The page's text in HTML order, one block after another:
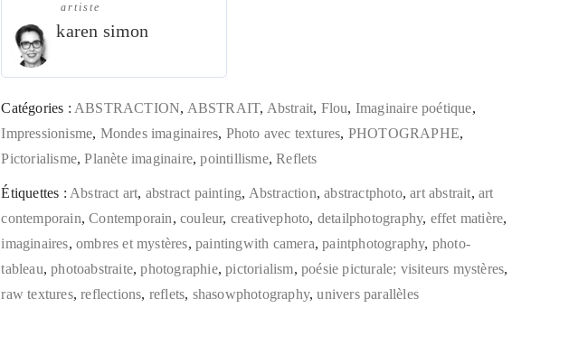
artiste
karen simon
Catégories : ABSTRACTION, ABSTRAIT, Abstrait, Flou, Imaginaire poétique,
Impressionisme, Mondes imaginaires, Photo avec textures, PHOTOGRAPHE,
Pictorialisme,Planète imaginaire,pointillisme,Reflets
Étiquettes : Abstract art, abstract painting, Abstraction,abstractphoto,art abstrait,art
contemporain,Contemporain,couleur, creativephoto, detailphotography, effet matière,
imaginaires,ombres et mystères,paintingwith camera,paintphotography, photo-
tableau,photoabstraite,photographie,pictorialism,poésie picturale; visiteurs mystères,
raw textures,reflections, reflets, shasowphotography,univers parallèles